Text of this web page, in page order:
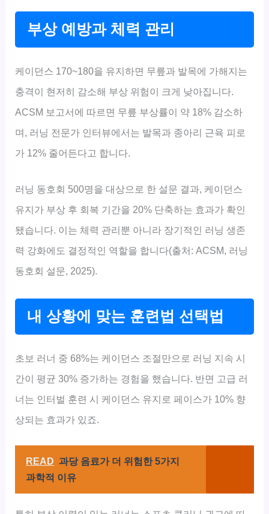
부상 예방과 체력 관리
케이던스 170~180을 유지하면 무릎과 발목에 가해지는
충격이 현저히 감소해 부상 위험이 크게 낮아집니다.
ACSM 보고서에 따르면 무릎 부상률이 약 18% 감소하
며, 러닝 전문가 인터뷰에서는 발목과 종아리 근육 피로
가 12% 줄어든다고 합니다.
러닝 동호회 500명을 대상으로 한 설문 결과, 케이던스
유지가 부상 후 회복 기간을 20% 단축하는 효과가 확인
됐습니다. 이는 체력 관리뿐 아니라 장기적인 러닝 생존
력 강화에도 결정적인 역할을 합니다(출처: ACSM, 러닝
동호회 설문, 2025).
내 상황에 맞는 훈련법 선택법
초보 러너 중 68%는 케이던스 조절만으로 러닝 지속 시
간이 평균 30% 증가하는 경험을 했습니다. 반면 고급 러
너는 인터벌 훈련 시 케이던스 유지로 페이스가 10% 향
상되는 효과가 있죠.
READ 과당 음료가 더 위험한 5가지
과학적 이유